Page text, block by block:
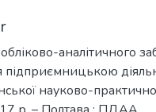
аналітичного
підприємницькою
науково-